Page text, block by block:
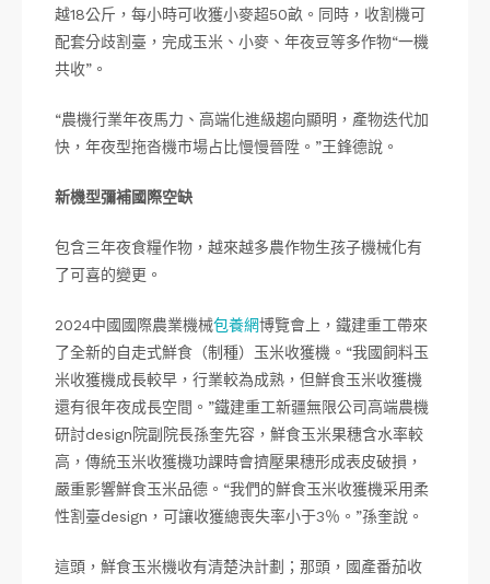
越18公斤，每小時可收獲小麥超50畝。同時，收割機可
配套分歧割臺，完成玉米、小麥、年夜豆等多作物“一機
共收”。
“農機行業年夜馬力、高端化進級趨向顯明，產物迭代加
快，年夜型拖沓機市場占比慢慢晉陞。”王鋒德說。
新機型彌補國際空缺
包含三年夜食糧作物，越來越多農作物生孩子機械化有
了可喜的變更。
2024中國國際農業機械包養網博覽會上，鐵建重工帶來
了全新的自走式鮮食（制種）玉米收獲機。“我國飼料玉
米收獲機成長較早，行業較為成熟，但鮮食玉米收獲機
還有很年夜成長空間。”鐵建重工新疆無限公司高端農機
研討design院副院長孫奎先容，鮮食玉米果穗含水率較
高，傳統玉米收獲機功課時會擠壓果穗形成表皮破損，
嚴重影響鮮食玉米品德。“我們的鮮食玉米收獲機采用柔
性割臺design，可讓收獲總喪失率小于3％。”孫奎說。
這頭，鮮食玉米機收有清楚決計劃；那頭，國產番茄收